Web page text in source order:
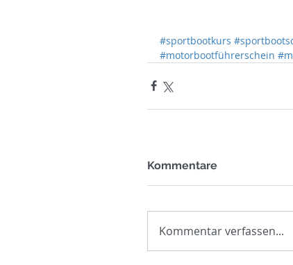
#sportbootkurs
#motorbootführerschein
Kommentare
Kommentar verfassen...